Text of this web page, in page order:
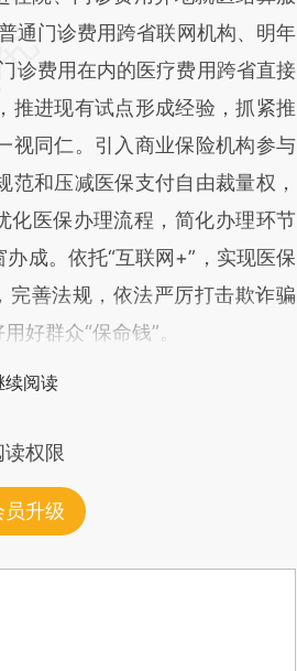
通门诊费用跨省联网机构、明年
诊费用在内的医疗费用跨省直接
推进现有试点形成经验，抓紧推
视同仁。引入商业保险机构参与
和压减医保支付自由裁量权，
化医保办理流程，简化办理环节
成。依托“互联网+”，实现医保
完善法规，依法严厉打击欺诈骗
好群众“保命钱”。
续阅读
权限
员升级